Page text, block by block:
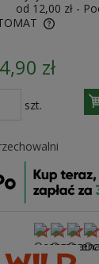
od 12,00 zł -
zł
szt.